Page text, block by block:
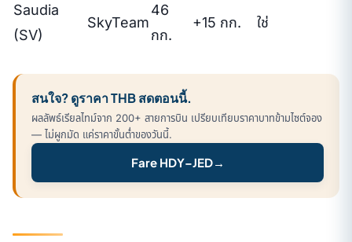
Saudia
(SV)
SkyTeam
46
กก.
+15 กก. ใช่
สนใจ? ดูราคา THB สดตอนนี้.
ผลลัพธ์เรียลไทม์จาก 200+ สายการบิน เปรียบเทียบราคาบาทข้ามไซต์จอง
— ไม่ผูกมัด แค่ราคาขั้นต่ำของวันนี้.
Fare HDY–JED→